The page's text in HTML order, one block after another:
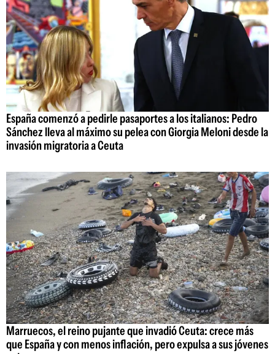
España comenzó a pedirle pasaportes a los italianos: Pedro
Sánchez lleva al máximo su pelea con Giorgia Meloni desde la
invasión migratoria a Ceuta
Marruecos, el reino pujante que invadió Ceuta: crece más
que España y con menos inflación, pero expulsa a sus jóvenes